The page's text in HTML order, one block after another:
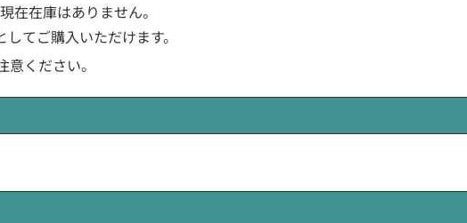
在在庫はありません。
てご購入いただけます。
ください。